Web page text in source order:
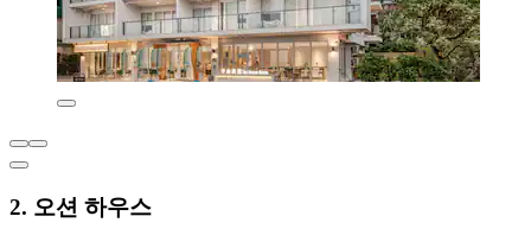
2. 오션 하우스